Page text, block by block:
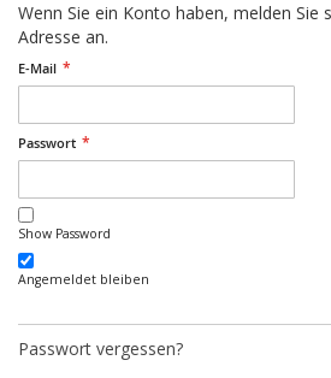
Wenn Sie ein Konto haben, melden Sie
Adresse an.
E-Mail
Passwort
Show Password
Angemeldet bleiben
Passwort vergessen?